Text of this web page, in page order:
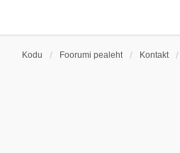
Kodu Foorumi pealeht Kontakt